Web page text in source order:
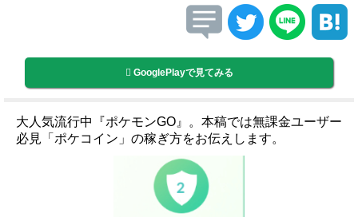
GooglePlayで見てみる
大人気流行中『ポケモンGO』。本稿では無課金ユーザー
必見「ポケコイン」の稼ぎ方をお伝えします。